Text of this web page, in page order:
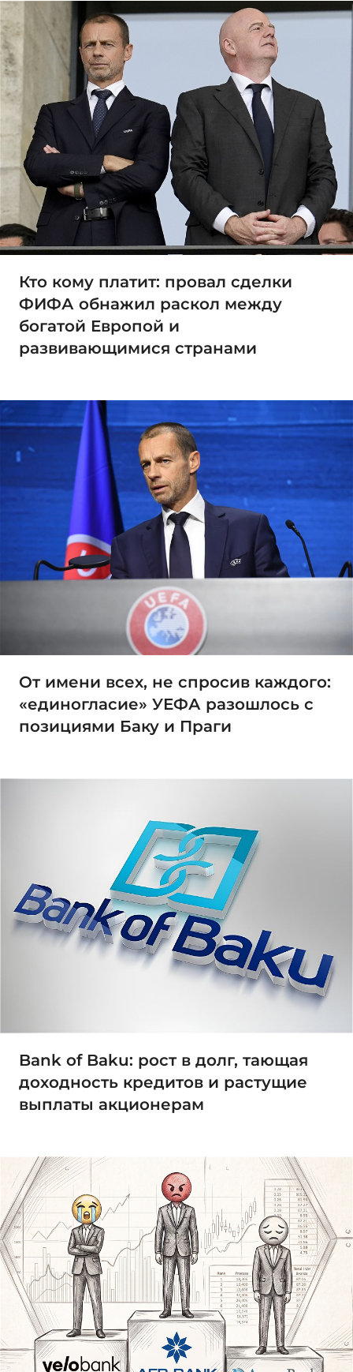
Кто кому платит: провал сделки
ФИФА обнажил раскол между
богатой Европой и
развивающимися странами
От имени всех, не спросив каждого:
«единогласие» УЕФА разошлось с
позициями Баку и Праги
Bank of Baku: рост в долг, тающая
доходность кредитов и растущие
выплаты акционерам